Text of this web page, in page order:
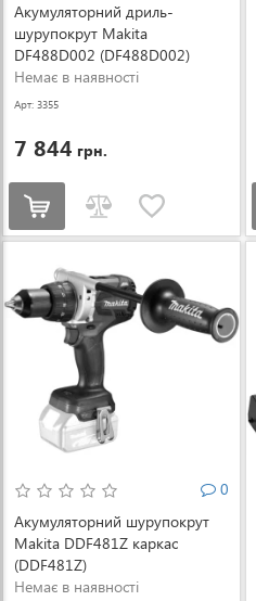
Акумуляторний дриль-
шурупокрут Makita
DF488D002 (DF488D002)
Немає в наявності
Арт: 3355
7 844 грн.
0
Акумуляторний шурупокрут
Makita DDF481Z каркас
(DDF481Z)
Немає в наявності